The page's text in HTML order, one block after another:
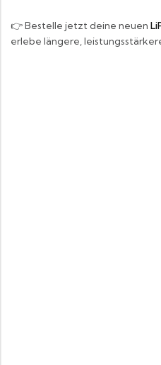
👉 Bestelle jetzt deine neuen
erlebe längere,